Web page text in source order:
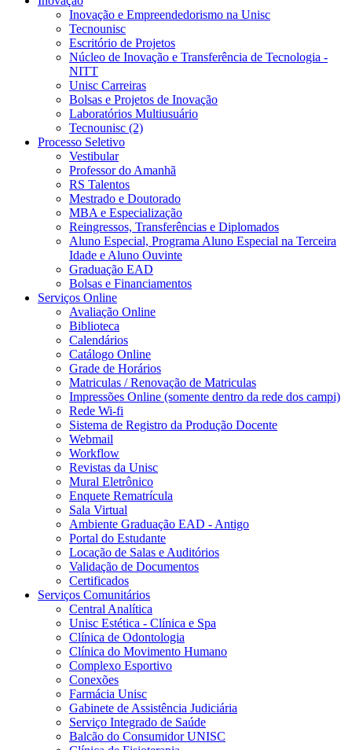
Inovação e Empreendedorismo na Unisc
Tecnounisc
Escritório de Projetos
Núcleo de Inovação e Transferência de Tecnologia -
NITT
Unisc Carreiras
Bolsas e Projetos de Inovação
Laboratórios Multiusuário
Tecnounisc (2)
Processo Seletivo
Vestibular
Professor do Amanhã
RS Talentos
Mestrado e Doutorado
MBA e Especialização
Reingressos, Transferências e Diplomados
Aluno Especial, Programa Aluno Especial na Terceira
Idade e Aluno Ouvinte
Graduação EAD
Bolsas e Financiamentos
Serviços Online
Avaliação Online
Biblioteca
Calendários
Catálogo Online
Grade de Horários
Matriculas / Renovação de Matriculas
Impressões Online (somente dentro da rede dos campi)
Rede Wi-fi
Sistema de Registro da Produção Docente
Webmail
Workflow
Revistas da Unisc
Mural Eletrônico
Enquete Rematrícula
Sala Virtual
Ambiente Graduação EAD - Antigo
Portal do Estudante
Locação de Salas e Auditórios
Validação de Documentos
Certificados
Serviços Comunitários
Central Analítica
Unisc Estética - Clínica e Spa
Clínica de Odontologia
Clínica do Movimento Humano
Complexo Esportivo
Conexões
Farmácia Unisc
Gabinete de Assistência Judiciária
Serviço Integrado de Saúde
Balcão do Consumidor UNISC